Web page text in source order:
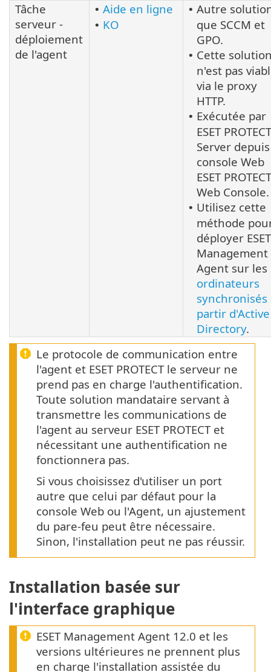
Tâche
serveur -
déploiement
de l'agent
• Aide en ligne
• KO
• Autre
que SCCM et
GPO.
• Cette
n'est pas
via le proxy
HTTP.
• Exécutée par
ESET PROTECT
Server
console Web
ESET PROTECT
Web Console.
• Utilisez cette
méthode
déployer ESET
Management
Agent sur les
ordinateurs
synchronisés
partir d'Active
Directory.
Le protocole de communication entre
l'agent et ESET PROTECT le serveur ne
prend pas en charge l'authentification.
Toute solution mandataire servant à
transmettre les communications de
l'agent au serveur ESET PROTECT et
nécessitant une authentification ne
fonctionnera pas.
Si vous choisissez d'utiliser un port
autre que celui par défaut pour la
console Web ou l'Agent, un ajustement
du pare-feu peut être nécessaire.
Sinon, l'installation peut ne pas réussir.
Installation basée sur
l'interface graphique
ESET Management Agent 12.0 et les
versions ultérieures ne prennent plus
en charge l'installation assistée du